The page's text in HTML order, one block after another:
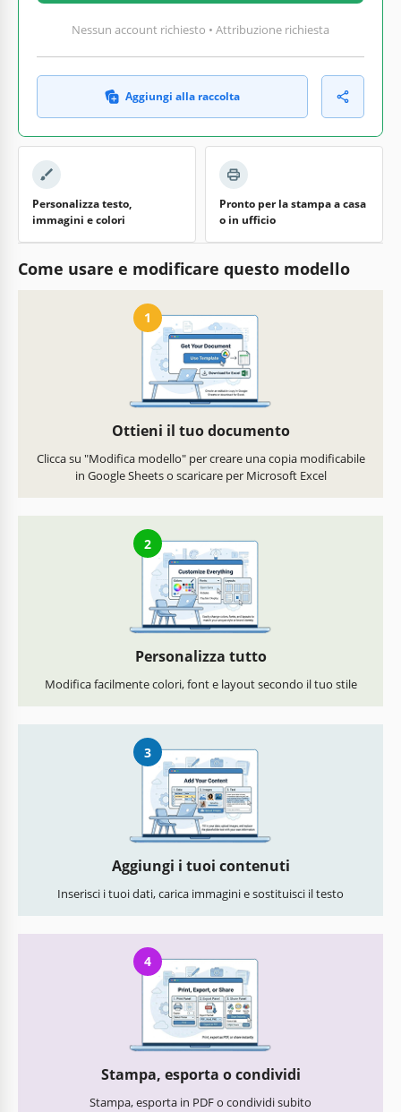
Nessun account richiesto • Attribuzione richiesta
Aggiungi alla raccolta
Personalizza testo,
immagini e colori
Pronto per la stampa a casa
o in ufficio
Come usare e modificare questo modello
1
Ottieni il tuo documento
Clicca su "Modifica modello" per creare una copia modificabile
in Google Sheets o scaricare per Microsoft Excel
2
Personalizza tutto
Modifica facilmente colori, font e layout secondo il tuo stile
3
Aggiungi i tuoi contenuti
Inserisci i tuoi dati, carica immagini e sostituisci il testo
4
Stampa, esporta o condividi
Stampa, esporta in PDF o condividi subito